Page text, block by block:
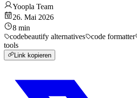
Yoopla Team
26. Mai 2026
8 min
codebeautify alternatives
code formatter
tools
Link kopieren